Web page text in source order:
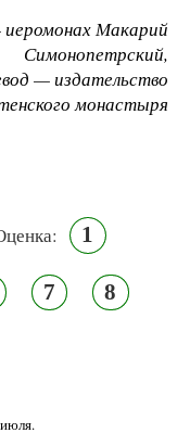
Макарий
Симонопетрский,
— издательство
монастыря
1
7 8